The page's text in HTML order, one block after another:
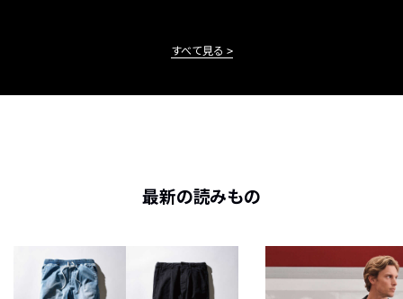
すべて見る
最新の読みもの